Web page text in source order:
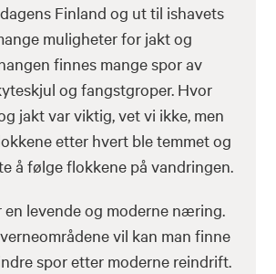
Finland og ut til ishavets
muligheter for jakt og
finnes mange spor av
og fangstgroper. Hvor
jakt var viktig, vet vi ikke, men
etter hvert ble temmet og
å følge flokkene på vandringen.
en levende og moderne næring.
vil kan man finne
spor etter moderne reindrift.